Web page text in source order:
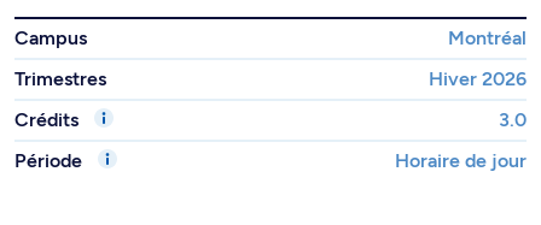
Campus
Montréal
Trimestres
Hiver 2026
Crédits
3.0
Période
Horaire de jour